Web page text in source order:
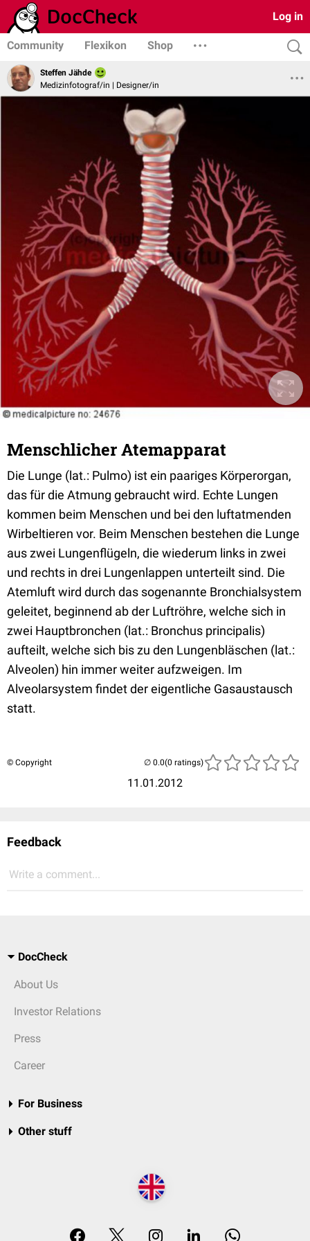
Log in
Community Flexikon Shop
Steffen Jähde
Medizinfotograf/in | Designer/in
Menschlicher Atemapparat
Die Lunge (lat.: Pulmo) ist ein paariges Körperorgan,
das für die Atmung gebraucht wird. Echte Lungen
kommen beim Menschen und bei den luftatmenden
Wirbeltieren vor. Beim Menschen bestehen die Lunge
aus zwei Lungenflügeln, die wiederum links in zwei
und rechts in drei Lungenlappen unterteilt sind. Die
Atemluft wird durch das sogenannte Bronchialsystem
geleitet, beginnend ab der Luftröhre, welche sich in
zwei Hauptbronchen (lat.: Bronchus principalis)
aufteilt, welche sich bis zu den Lungenbläschen (lat.:
Alveolen) hin immer weiter aufzweigen. Im
Alveolarsystem findet der eigentliche Gasaustausch
statt.
© Copyright
11.01.2012
(0 ratings)
Feedback
Write a comment...
DocCheck
About Us
Investor Relations
Press
Career
For Business
Other stuff